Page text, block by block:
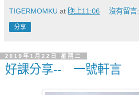
TIGERMOMKU at 晚上11:06 沒有留言:
分享
2019年1月22日 星期二
好課分享-- 一號軒言